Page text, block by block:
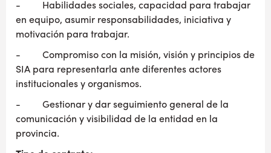
- Habilidades sociales, capacidad para trabajar
en equipo, asumir responsabilidades, iniciativa y
motivación para trabajar.
- Compromiso con la misión, visión y principios de
SIA para representarla ante diferentes actores
institucionales y organismos.
- Gestionar y dar seguimiento general de la
comunicación y visibilidad de la entidad en la
provincia.